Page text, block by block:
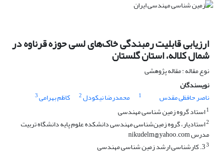
ارزیابی قابلیت رمبندگی خاک‌های لسی حوزه قرناوه در
شمال کلاله، استان گلستان
نوع مقاله : مقاله پژوهشی
نویسندگان
ناصر حافظی مقدس
1 محمدرضا نیکودل2 کاظم بهرامی3
1استاد گروه زمین شناسی مهندسی
2استادیار،‌ گروه زمین‌شناسی مهندسی دانشکده علوم پایه دانشگاه تربیت
مدرس nikudelm@yahoo.com
3